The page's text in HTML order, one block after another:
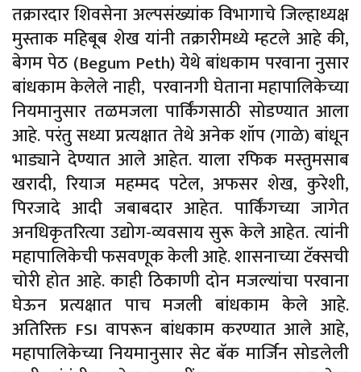
तक्रारदार शिवसेना अल्पसंख्यांक विभागाचे जिल्हाध्यक्ष
मुस्ताक महिबूब शेख यांनी तक्रारीमध्ये म्हटले आहे की,
बेगम पेठ (Begum Peth) येथे बांधकाम परवाना नुसार
बांधकाम केलेले नाही, परवानगी घेताना महापालिकेच्या
नियमानुसार तळमजला पार्किंगसाठी सोडण्यात आला
आहे. परंतु सध्या प्रत्यक्षात तेथे अनेक शॉप (गाळे) बांधून
भाड्याने देण्यात आले आहेत. याला रफिक मस्तुमसाब
खरादी, रियाज महम्मद पटेल, अफसर शेख, कुरेशी,
पिरजादे आदी जबाबदार आहेत. पार्किंगच्या जागेत
अनधिकृतरित्या उद्योग-व्यवसाय सुरू केले आहेत. त्यांनी
महापालिकेची फसवणूक केली आहे. शासनाच्या टॅक्सची
चोरी होत आहे. काही ठिकाणी दोन मजल्यांचा परवाना
घेऊन प्रत्यक्षात पाच मजली बांधकाम केले आहे.
अतिरिक्त FSI वापरून बांधकाम करण्यात आले आहे,
महापालिकेच्या नियमानुसार सेट बॅक मार्जिन सोडलेली